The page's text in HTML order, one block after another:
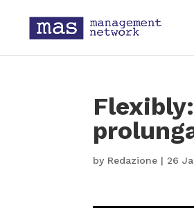
by Redazione |26